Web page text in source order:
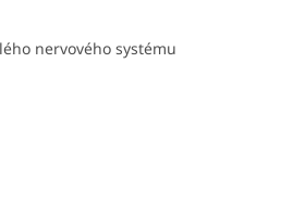
nervového systému